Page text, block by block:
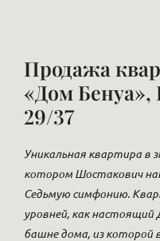
Продажа
«Дом Бенуа»,
29/37
Уникальная квартира в
котором Шостакович
Седьмую симфонию.
уровней, как настоящий
башне дома, из которой